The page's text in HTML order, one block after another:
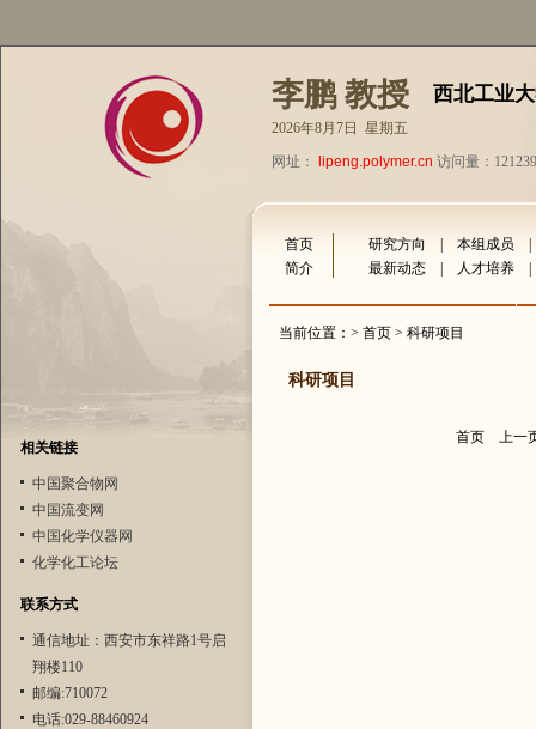
李鹏 教授 西北工业
2026年8月7日 星期五
网址：
lipeng.polymer.cn 访问量：121239
相关链接
中国聚合物网
中国流变网
中国化学仪器网
化学化工论坛
联系方式
通信地址：西安市东祥路1号启
翔楼110
邮编:710072
电话:029-88460924
首页 研究方向 本组成员
简介
最新动态 人才培养
当前位置：> 首页 > 科研项目
科研项目
首页 上一